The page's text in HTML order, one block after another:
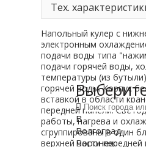
Тех.
Напольный кулер с
электронным
подачи воды типа
подачи горячей воды,
температуры (из
горячей воды. Корпус
вставкой в области
передней панели.
работы, нагрева и
сгруппированы в один
верхней части передней
В
Волгоград
Воронеж